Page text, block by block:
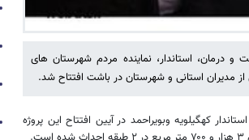
و درمان، استاندار، نماینده مردم شهرستان های
مدیران استانی و شهرستان در باشت افتتاح شد.
کهگیلویه وبویراحمد در آیین افتتاح این پروژه